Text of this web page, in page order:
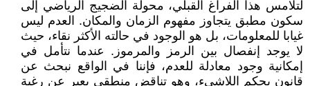
لتلامس هذا الفراغ القبلي، محولة الضجيج الرياضي إلى
سكون مطبق يتجاوز مفهوم الزمان والمكان. العدم ليس
غيابا للمعلومات، بل هو الوجود في حالته الأكثر نقاء، حيث
لا يوجد إنفصال بين الرمز والمرموز. عندما نتأمل في
إمكانية وجود معادلة للعدم، فإننا في الواقع نبحث عن
قانون يحكم اللاشيء، وهو تناقض منطقي يعبر عن رغبة